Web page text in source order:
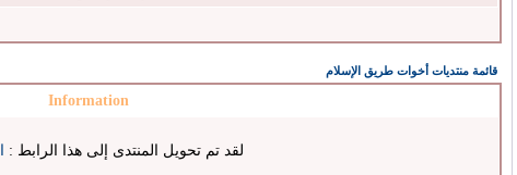
قائمة منتديات أخوات طريق الإسلام
Information
لقد تم تحويل المنتدى إلى هذا الرابط :